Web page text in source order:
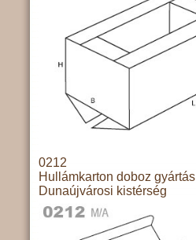
0212
Hullámkarton doboz gyártás
Dunaújvárosi kistérség